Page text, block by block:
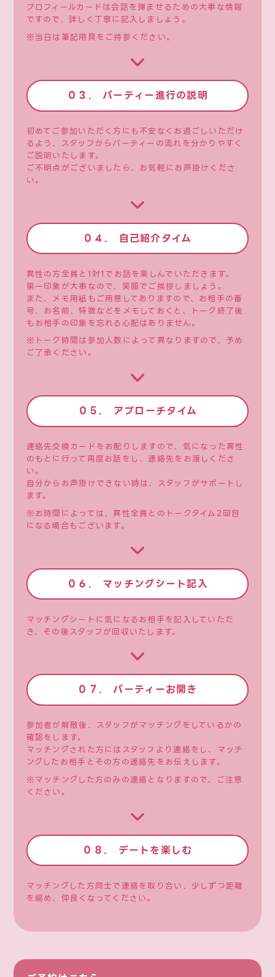
プロフィールカードは会話を弾ませるための大事な情報
ですので、詳しく丁寧に記入しましょう。
※当日は筆記用具をご持参ください。
０３. パーティー進行の説明
初めてご参加いただく方にも不安なくお過ごしいただけ
るよう、スタッフからパーティーの流れを分かりやすく
ご説明いたします。
ご不明点がございましたら、お気軽にお声掛けくださ
い。
０４. 自己紹介タイム
異性の方全員と1対1でお話を楽しんでいただきます。
第一印象が大事なので、笑顔でご挨拶しましょう。
また、メモ用紙もご用意してありますので、お相手の番
号、お名前、特徴などをメモしておくと、トーク終了後
もお相手の印象を忘れる心配はありません。
※トーク時間は参加人数によって異なりますので、予め
ご了承ください。
０５. アプローチタイム
連絡先交換カードをお配りしますので、気になった異性
のもとに行って再度お話をし、連絡先をお渡しくださ
い。
自分からお声掛けできない時は、スタッフがサポートし
ます。
※お時間によっては、異性全員とのトークタイム2回目
になる場合もございます。
０６. マッチングシート記入
マッチングシートに気になるお相手を記入していただ
き、その後スタッフが回収いたします。
０７. パーティーお開き
参加者が解散後、スタッフがマッチングをしているかの
確認をします。
マッチングされた⽅にはスタッフより連絡をし、マッチ
ングしたお相⼿とその⽅の連絡先をお伝えします。
※マッチングした方のみの連絡となりますので、ご注意
ください。
０８. デートを楽しむ
マッチングした方同士で連絡を取り合い、少しずつ距離
を縮め、仲良くなってください。